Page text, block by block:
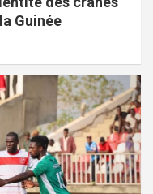
Guinée